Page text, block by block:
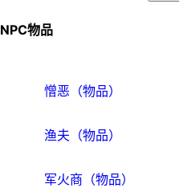
NPC物品
憎恶（物品）
渔夫（物品）
军火商（物品）